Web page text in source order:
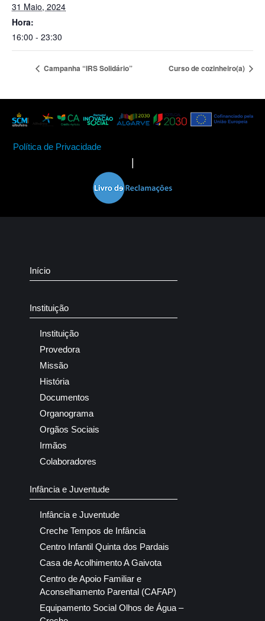
31 Maio, 2024
Hora:
16:00 - 23:30
Campanha “IRS Solidário” Curso de cozinheiro(a)
Política de Privacidade
Início
Instituição
Instituição
Provedora
Missão
História
Documentos
Organograma
Orgãos Sociais
Irmãos
Colaboradores
Infância e Juventude
Infância e Juventude
Creche Tempos de Infância
Centro Infantil Quinta dos Pardais
Casa de Acolhimento A Gaivota
Centro de Apoio Familiar e
Aconselhamento Parental (CAFAP)
Equipamento Social Olhos de Água –